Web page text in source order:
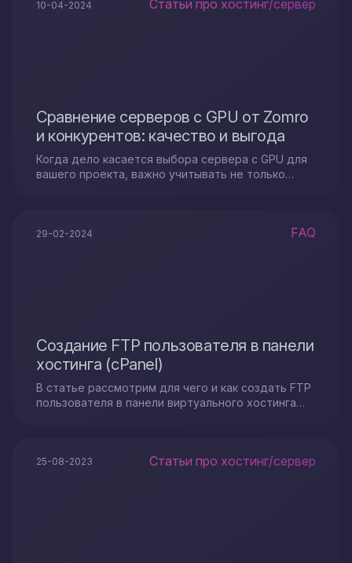
10-04-2024 Статьи про хостинг/сервер
Сравнение серверов с GPU от Zomro
и конкурентов: качество и выгода
Когда дело касается выбора сервера с GPU для
вашего проекта, важно учитывать не только
29-02-2024 FAQ
Создание FTP пользователя в панели
хостинга (cPanel)
В статье рассмотрим для чего и как создать FTP
пользователя в панели виртуального хостинга
25-08-2023 Статьи про хостинг/сервер